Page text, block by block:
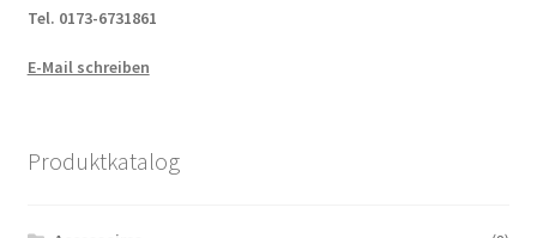
Tel. 0173-6731861
E-Mail schreiben
Produktkatalog